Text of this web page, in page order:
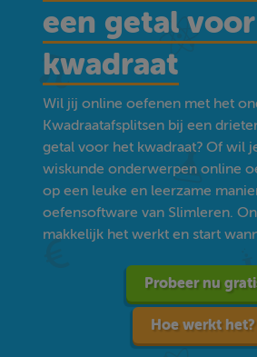
een getal
kwadraat
Wil jij online oefenen met het
Kwadraatafsplitsen bij een
getal voor het kwadraat? Of wil
wiskunde onderwerpen online
op een leuke en leerzame
oefensoftware van Slimleren.
makkelijk het werkt en start
Probeer nu
Hoe werkt het?